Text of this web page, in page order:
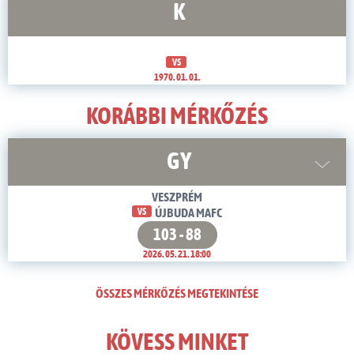
K
VS
1970. 01. 01.
KORÁBBI MÉRKŐZÉS
GY
VESZPRÉM
VS ÚJBUDA MAFC
103 - 88
2026. 05. 21. 18:00
ÖSSZES MÉRKŐZÉS MEGTEKINTÉSE
KÖVESS MINKET